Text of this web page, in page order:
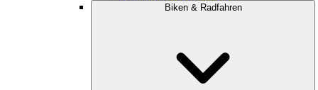
Biken & Radfahren